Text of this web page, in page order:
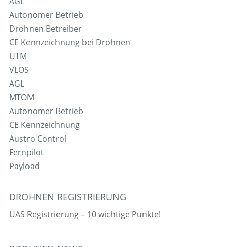
Autonomer Betrieb
Drohnen Betreiber
CE Kennzeichnung bei Drohnen
UTM
VLOS
AGL
MTOM
Autonomer Betrieb
CE Kennzeichnung
Austro Control
Fernpilot
Payload
DROHNEN REGISTRIERUNG
UAS Registrierung – 10 wichtige Punkte!